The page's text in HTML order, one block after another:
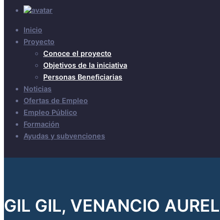
Inicio
Proyecto
Conoce el proyecto
Objetivos de la iniciativa
Personas Beneficiarias
Noticias
Ofertas de Empleo
Empleo Público
Formación
Ayudas y subvenciones
GIL GIL, VENANCIO